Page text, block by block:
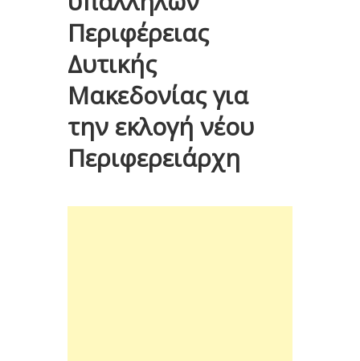
Περιφέρειας
Δυτικής
Μακεδονίας για
την εκλογή νέου
Περιφερειάρχη